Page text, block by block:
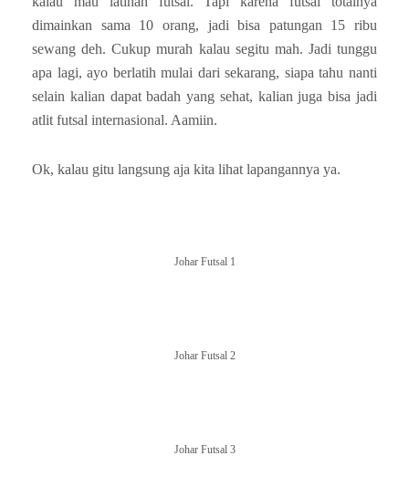
dimainkan sama 10 orang, jadi bisa patungan 15 ribu
sewang deh. Cukup murah kalau segitu mah. Jadi tunggu
apa lagi, ayo berlatih mulai dari sekarang, siapa tahu nanti
selain kalian dapat badah yang sehat, kalian juga bisa jadi
atlit futsal internasional. Aamiin.
Ok, kalau gitu langsung aja kita lihat lapangannya ya.
Johar Futsal 1
Johar Futsal 2
Johar Futsal 3